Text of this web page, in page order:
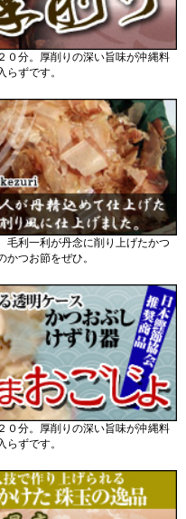
０分。厚削りの深い旨味が沖縄料
ずです。
毛利一利が丹念に削り上げたかつ
つお節をぜひ。
０分。厚削りの深い旨味が沖縄料
ずです。